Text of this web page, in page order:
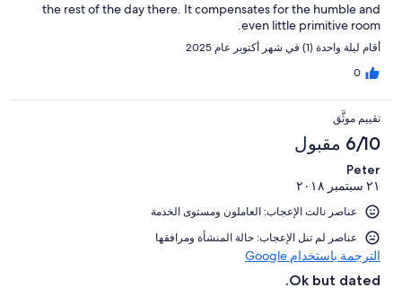
the rest of the day there. It compensates for the humble and
even little primitive room.
أقام ليلة واحدة (1) في شهر أكتوبر عام 2025
0
تقييم موثَّق
6/10 مقبول
Peter
٢١ سبتمبر ٢٠١٨
عناصر نالت الإعجاب: العاملون ومستوى الخدمة
عناصر لم تنل الإعجاب: حالة المنشأة ومرافقها
الترجمة باستخدام Google
Ok but dated.